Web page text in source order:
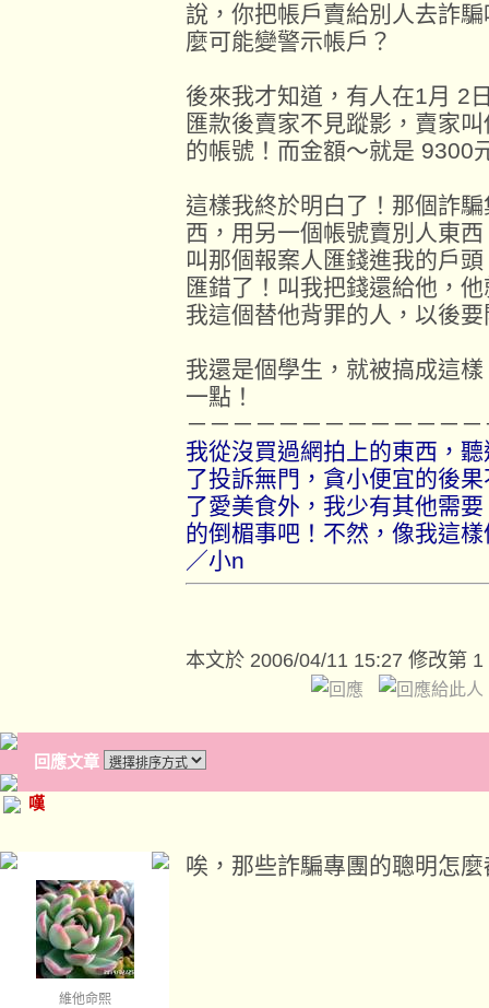
說，你把帳戶賣給別人去詐
麼可能變警示帳戶？
後來我才知道，有人在1月 2
匯款後賣家不見蹤影，賣家
的帳號！而金額～就是 9300
這樣我終於明白了！那個詐
西，用另一個帳號賣別人東
叫那個報案人匯錢進我的戶
匯錯了！叫我把錢還給他，
我這個替他背罪的人，以後
我還是個學生，就被搞成這
一點！
－－－－－－－－－－－－
我從沒買過網拍上的東西，
了投訴無門，貪小便宜的後
了愛美食外，我少有其他需
的倒楣事吧！不然，像我這
／小n
本文於 2006/04/11 15:27 修改第 1
回應文章
嘆
維他命熙
唉，那些詐騙專團的聰明怎